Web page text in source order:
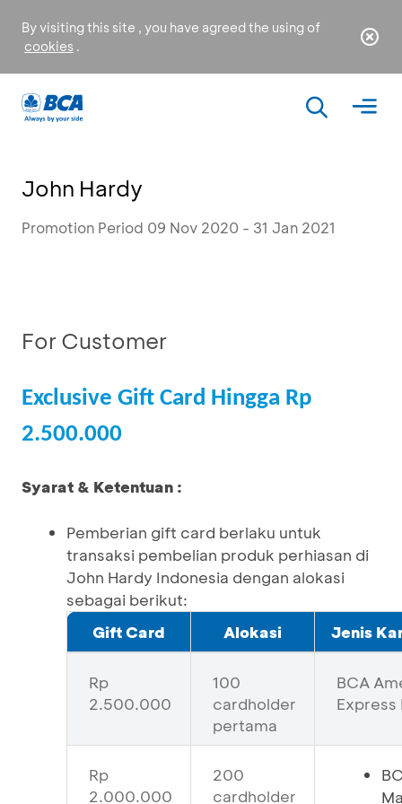
By visiting this site , you have agreed the using of
cookies .
John Hardy
Promotion Period 09 Nov 2020 - 31 Jan 2021
For Customer
Exclusive Gift Card Hingga Rp
2.500.000
Syarat & Ketentuan :
Pemberian gift card berlaku untuk
transaksi pembelian produk perhiasan di
John Hardy Indonesia dengan alokasi
sebagai berikut:
Gift Card
Alokasi Jenis
Rp
2.500.000
100
cardholder
pertama
BCA
Express
Rp
2.000.000
200
cardholder